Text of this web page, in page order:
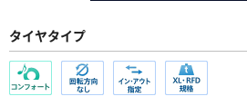
タイヤタイプ